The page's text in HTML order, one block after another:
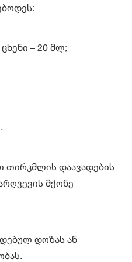
– 20 მლ;
დაავადების
მქონე
დოზას ან